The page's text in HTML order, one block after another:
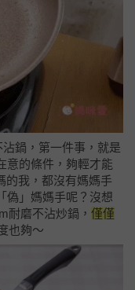
鍋，第一件事，就是
意的條件，夠輕才能
的我，都沒有媽媽手
偽」媽媽手呢？ 沒想
耐磨不沾炒鍋， 僅僅
也夠～